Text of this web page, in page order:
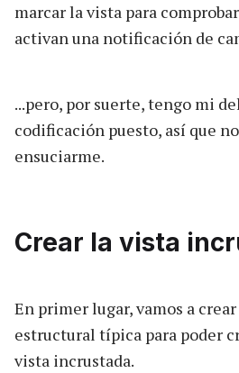
marcar la vista para
activan una notificación de
...pero, por suerte, tengo mi
codificación puesto, así que
ensuciarme.
Crear la vista
En primer lugar, vamos a
estructural típica para poder
vista incrustada.